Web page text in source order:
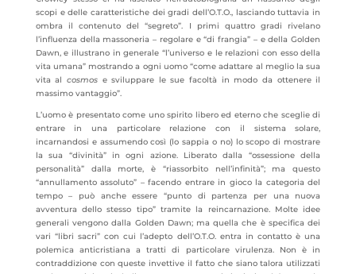
scopi e delle caratteristiche dei gradi dell’O.T.O., lasciando tuttavia in
ombra il contenuto del “segreto”. I primi quattro gradi rivelano
l’influenza della massoneria – regolare e “di frangia” – e della Golden
Dawn, e illustrano in generale “l’universo e le relazioni con esso della
vita umana” mostrando a ogni uomo “come adattare al meglio la sua
vita alcosmos e sviluppare le sue facoltà in modo da ottenere il
massimo vantaggio”.
L’uomo è presentato come uno spirito libero ed eterno che sceglie di
entrare in una particolare relazione con il sistema solare,
incarnandosi e assumendo così (lo sappia o no) lo scopo di mostrare
la sua “divinità” in ogni azione. Liberato dalla “ossessione della
personalità” dalla morte, è “riassorbito nell’infinità”; ma questo
“annullamento assoluto” – facendo entrare in gioco la categoria del
tempo – può anche essere “punto di partenza per una nuova
avventura dello stesso tipo” tramite la reincarnazione. Molte idee
generali vengono dalla Golden Dawn; ma quella che è specifica dei
vari “libri sacri” con cui l’adepto dell’O.T.O. entra in contatto è una
polemica anticristiana a tratti di particolare virulenza. Non è in
contraddizione con queste invettive il fatto che siano talora utilizzati